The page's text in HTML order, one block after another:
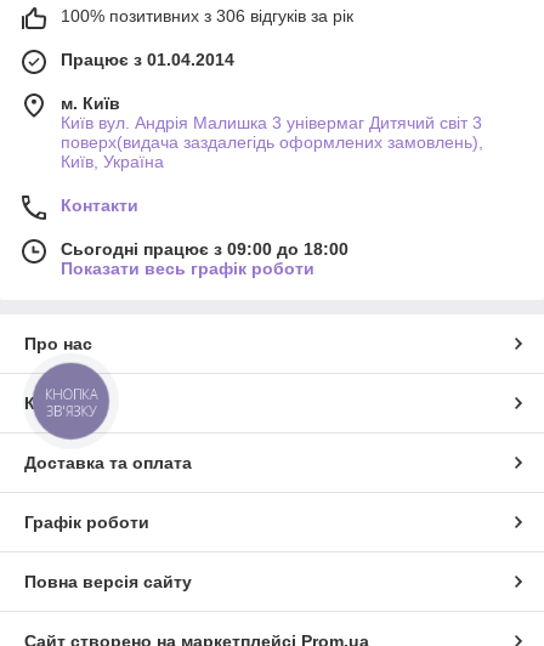
100% позитивних з 306 відгуків за рік
Працює з 01.04.2014
м. Київ
Київ вул. Андрія Малишка 3 універмаг Дитячий світ 3
поверх(видача заздалегідь оформлених замовлень),
Київ, Україна
Контакти
Сьогодні працює з 09:00 до 18:00
Показати весь графік роботи
Про нас
Контакти
Доставка та оплата
Графік роботи
Повна версія сайту
Сайт створено на маркетплейсі Prom.ua
КНОПКА
ЗВ'ЯЗКУ